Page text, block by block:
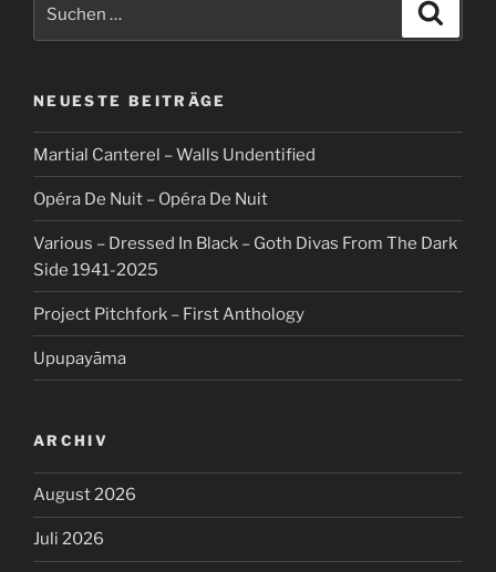
NEUESTE BEITRÄGE
Martial Canterel – Walls Undentified
Opéra De Nuit – Opéra De Nuit
Various – Dressed In Black – Goth Divas From The Dark
Side 1941-2025
Project Pitchfork – First Anthology
Upupayāma
ARCHIV
August 2026
Juli 2026